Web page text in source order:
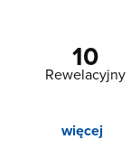
10
Rewelacyjny
więcej